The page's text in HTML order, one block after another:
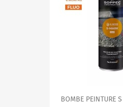
BOMBE PEINTURE